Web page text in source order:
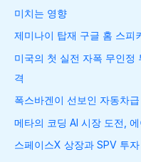
미치는 영향
제미나이 탑재 구글 홈 스피
미국의 첫 실전 자폭 무인정
격
폭스바겐이 선보인 자동차
메타의 코딩 AI 시장 도전,
스페이스X 상장과 SPV 투